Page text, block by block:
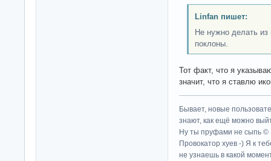
Linfan пишет:
Не нужно делать из
поклоны.
Тот факт, что я
значит, что я ставлю
Бывает, новые
знают, как ещё можно
Ну ты пруфами не сыпь ©
Провокатор хуев -) Я к
не узнаешь в какой